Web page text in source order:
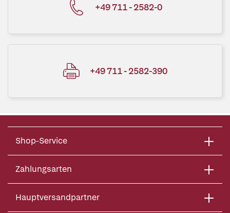
+49 711 - 2582-0
+49 711 - 2582-390
Shop-Service
Zahlungsarten
Hauptversandpartner